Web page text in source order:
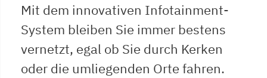
Mit dem innovativen Infotainment-
System bleiben Sie immer bestens
vernetzt, egal ob Sie durch Kerken
oder die umliegenden Orte fahren.